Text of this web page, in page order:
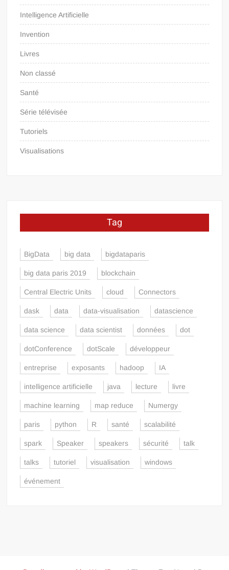
Intelligence Artificielle
Invention
Livres
Non classé
Santé
Série télévisée
Tutoriels
Visualisations
Tag
BigData big data bigdataparis
big data paris 2019 blockchain
Central Electric Units cloud Connectors
dask data data-visualisation datascience
data science data scientist données dot
dotConference dotScale développeur
entreprise exposants hadoop IA
intelligence artificielle java lecture livre
machine learning map reduce Numergy
paris python R santé scalabilité
spark Speaker speakers sécurité talk
talks tutoriel visualisation windows
événement